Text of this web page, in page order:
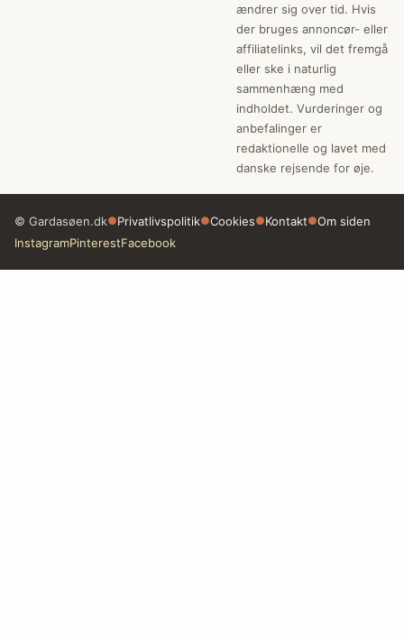
ændrer sig over tid. Hvis
der bruges annoncør- eller
affiliatelinks, vil det fremgå
eller ske i naturlig
sammenhæng med
indholdet. Vurderinger og
anbefalinger er
redaktionelle og lavet med
danske rejsende for øje.
© Gardasøen.dk●Privatlivspolitik●Cookies●Kontakt●Om siden
InstagramPinterestFacebook